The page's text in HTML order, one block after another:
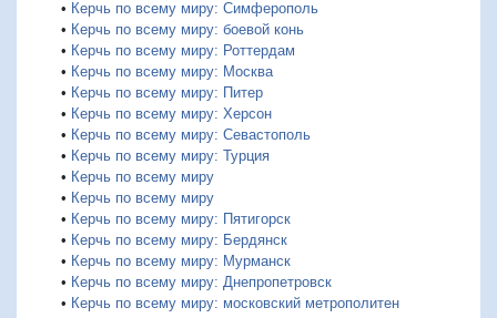
• Керчь по всему миру: Симферополь
• Керчь по всему миру: боевой конь
• Керчь по всему миру: Роттердам
• Керчь по всему миру: Москва
• Керчь по всему миру: Питер
• Керчь по всему миру: Херсон
• Керчь по всему миру: Севастополь
• Керчь по всему миру: Турция
• Керчь по всему миру
• Керчь по всему миру
• Керчь по всему миру: Пятигорск
• Керчь по всему миру: Бердянск
• Керчь по всему миру: Мурманск
• Керчь по всему миру: Днепропетровск
• Керчь по всему миру: московский метрополитен